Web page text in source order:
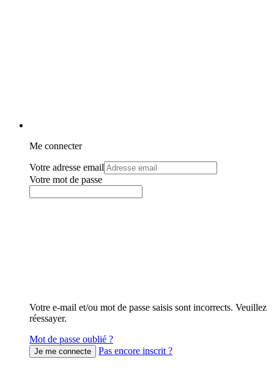
Me connecter
Votre adresse email
Votre mot de passe
Votre e-mail et/ou mot de passe saisis sont incorrects. Veuillez
réessayer.
Mot de passe oublié ?
Pas encore inscrit ?